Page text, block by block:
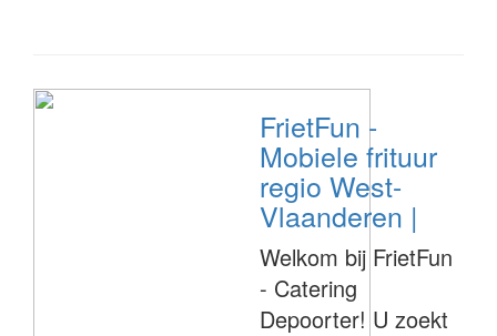
FrietFun -
Mobiele frituur
regio West-
Vlaanderen |
Welkom bij FrietFun
- Catering
Depoorter! U zoekt